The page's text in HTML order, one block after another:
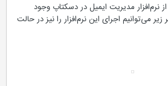
از نرم‌افزار مدیریت ایمیل در دسکتاپ وجود
می‌توانیم اجرای این نرم‌افزار را نیز در حالت